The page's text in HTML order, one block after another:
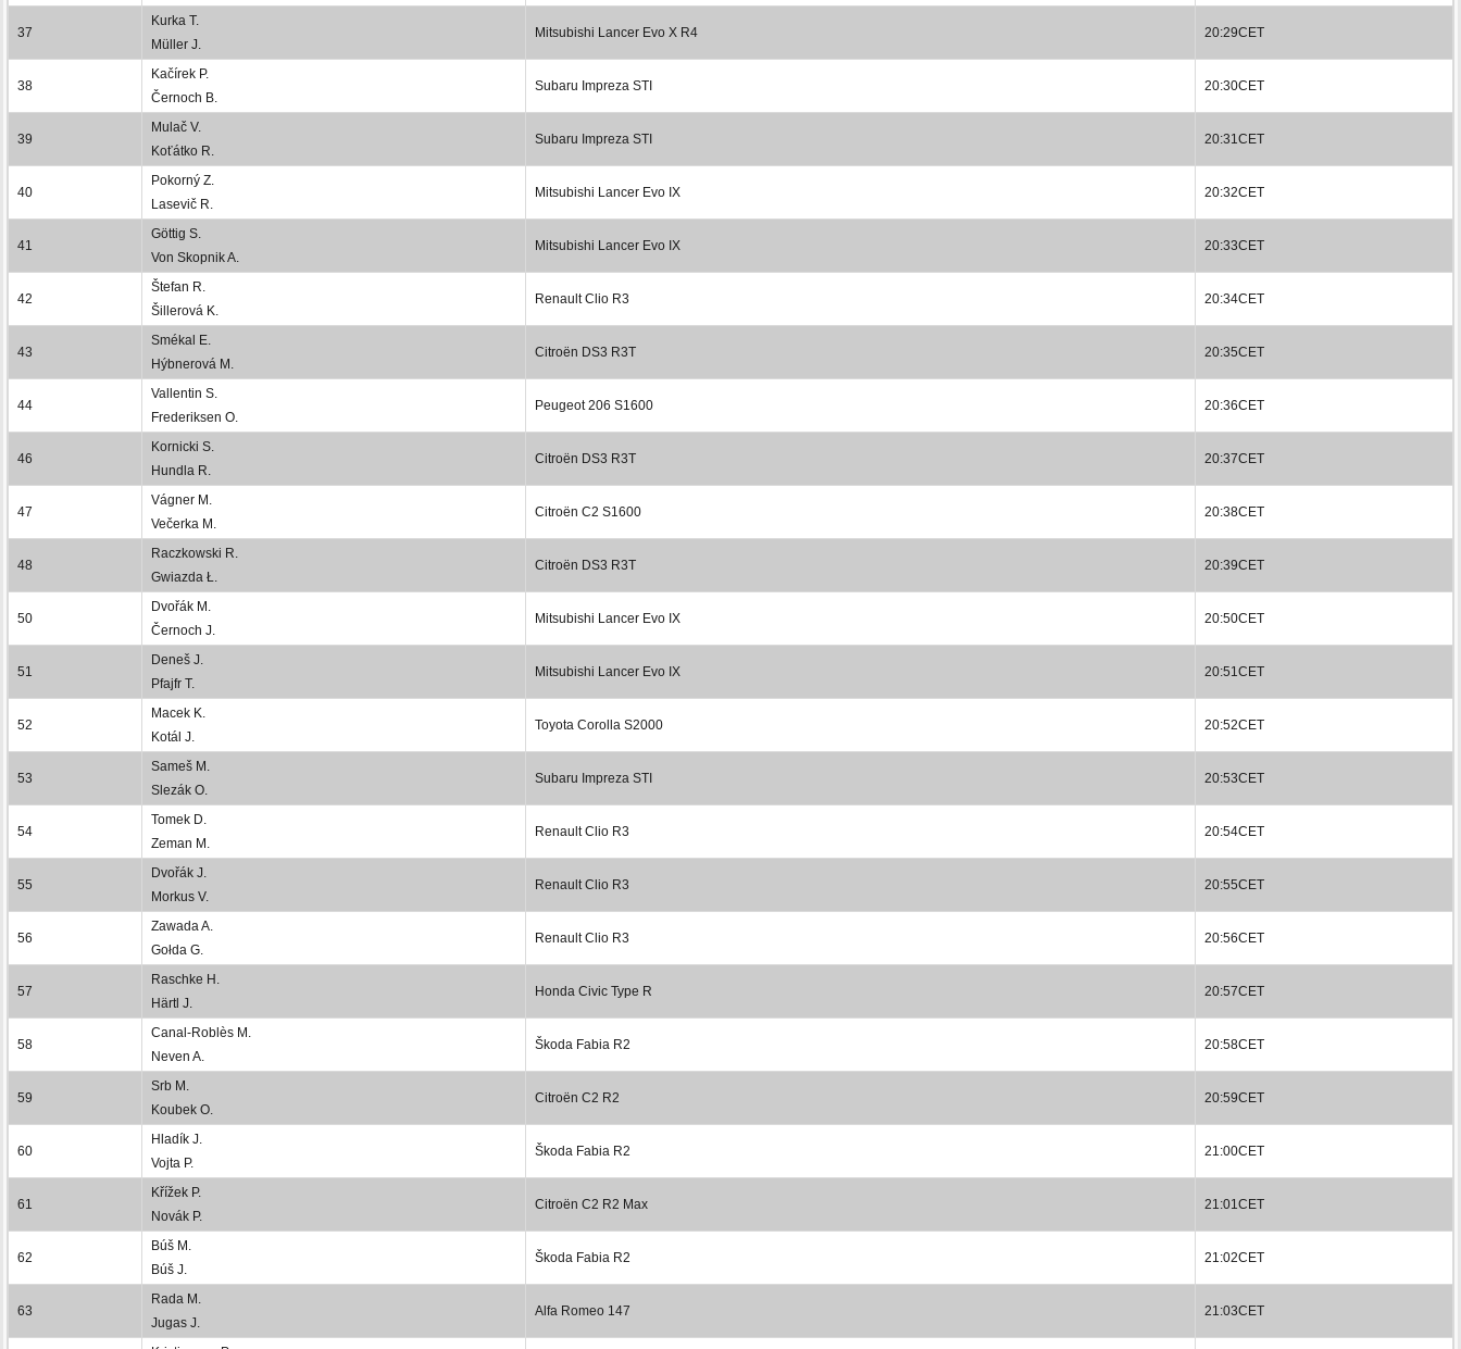
37
Kurka T.
Müller J.
Mitsubishi Lancer Evo X R4 20:29CET
38
Kačírek P.
Černoch B.
Subaru Impreza STI 20:30CET
39
Mulač V.
Koťátko R.
Subaru Impreza STI 20:31CET
40
Pokorný Z.
Lasevič R.
Mitsubishi Lancer Evo IX 20:32CET
41
Göttig S.
Von Skopnik A.
Mitsubishi Lancer Evo IX 20:33CET
42
Štefan R.
Šillerová K.
Renault Clio R3 20:34CET
43
Smékal E.
Hýbnerová M.
Citroën DS3 R3T 20:35CET
44
Vallentin S.
Frederiksen O.
Peugeot 206 S1600 20:36CET
46
Kornicki S.
Hundla R.
Citroën DS3 R3T 20:37CET
47
Vágner M.
Večerka M.
Citroën C2 S1600 20:38CET
48
Raczkowski R.
Gwiazda Ł.
Citroën DS3 R3T 20:39CET
50
Dvořák M.
Černoch J.
Mitsubishi Lancer Evo IX 20:50CET
51
Deneš J.
Pfajfr T.
Mitsubishi Lancer Evo IX 20:51CET
52
Macek K.
Kotál J.
Toyota Corolla S2000 20:52CET
53
Sameš M.
Slezák O.
Subaru Impreza STI 20:53CET
54
Tomek D.
Zeman M.
Renault Clio R3 20:54CET
55
Dvořák J.
Morkus V.
Renault Clio R3 20:55CET
56
Zawada A.
Gołda G.
Renault Clio R3 20:56CET
57
Raschke H.
Härtl J.
Honda Civic Type R 20:57CET
58
Canal-Roblès M.
Neven A.
Škoda Fabia R2 20:58CET
59
Srb M.
Koubek O.
Citroën C2 R2 20:59CET
60
Hladík J.
Vojta P.
Škoda Fabia R2 21:00CET
61
Křížek P.
Novák P.
Citroën C2 R2 Max 21:01CET
62
Búš M.
Búš J.
Škoda Fabia R2 21:02CET
63
Rada M.
Jugas J.
Alfa Romeo 147 21:03CET